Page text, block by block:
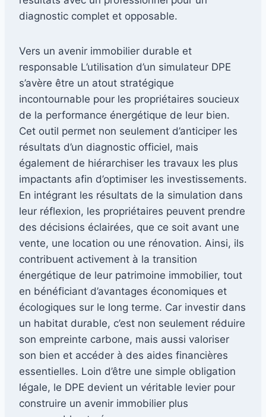
diagnostic complet et opposable.
Vers un avenir immobilier durable et
responsable L’utilisation d’un simulateur DPE
s’avère être un atout stratégique
incontournable pour les propriétaires soucieux
de la performance énergétique de leur bien.
Cet outil permet non seulement d’anticiper les
résultats d’un diagnostic officiel, mais
également de hiérarchiser les travaux les plus
impactants afin d’optimiser les investissements.
En intégrant les résultats de la simulation dans
leur réflexion, les propriétaires peuvent prendre
des décisions éclairées, que ce soit avant une
vente, une location ou une rénovation. Ainsi, ils
contribuent activement à la transition
énergétique de leur patrimoine immobilier, tout
en bénéficiant d’avantages économiques et
écologiques sur le long terme. Car investir dans
un habitat durable, c’est non seulement réduire
son empreinte carbone, mais aussi valoriser
son bien et accéder à des aides financières
essentielles. Loin d’être une simple obligation
légale, le DPE devient un véritable levier pour
construire un avenir immobilier plus